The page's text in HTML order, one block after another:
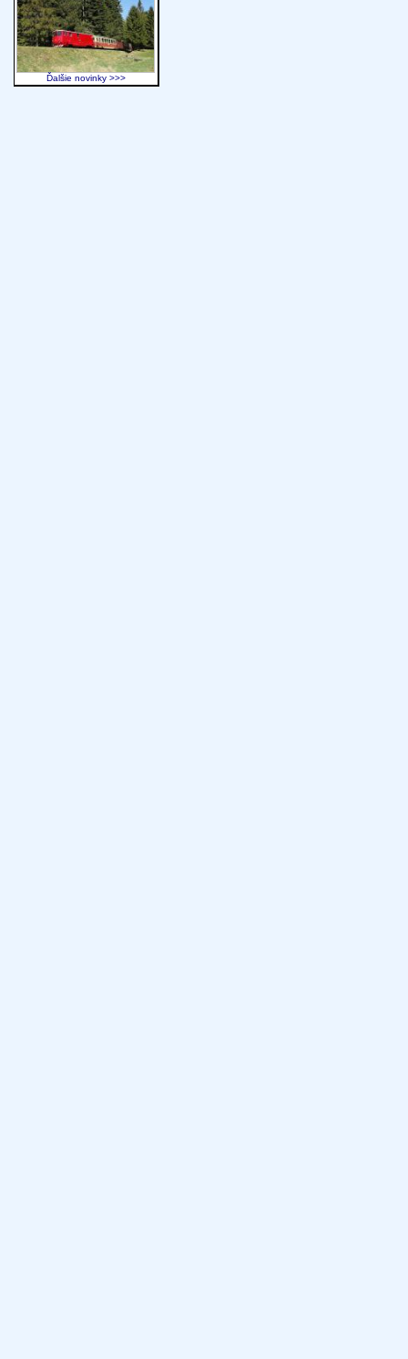
Ďalšie novinky >>>